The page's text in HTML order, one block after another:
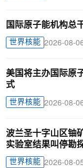
国际原子能机构总
世界核能 2026-08-
美国将主办国际原
式
世界核能 2026-08-
波兰圣十字山区铀
实验室结果叫停勘
世界核能 2026-08-